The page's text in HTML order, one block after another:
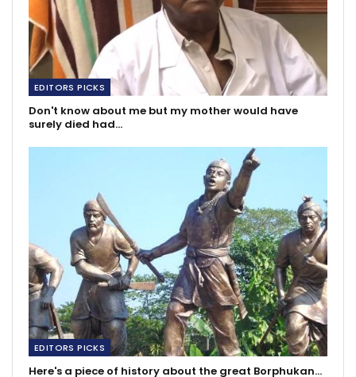
EDITORS PICKS
Don't know about me but my mother would have
surely died had…
EDITORS PICKS
Here's a piece of history about the great Borphukan…